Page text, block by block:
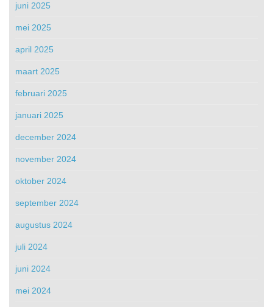
juni 2025
mei 2025
april 2025
maart 2025
februari 2025
januari 2025
december 2024
november 2024
oktober 2024
september 2024
augustus 2024
juli 2024
juni 2024
mei 2024